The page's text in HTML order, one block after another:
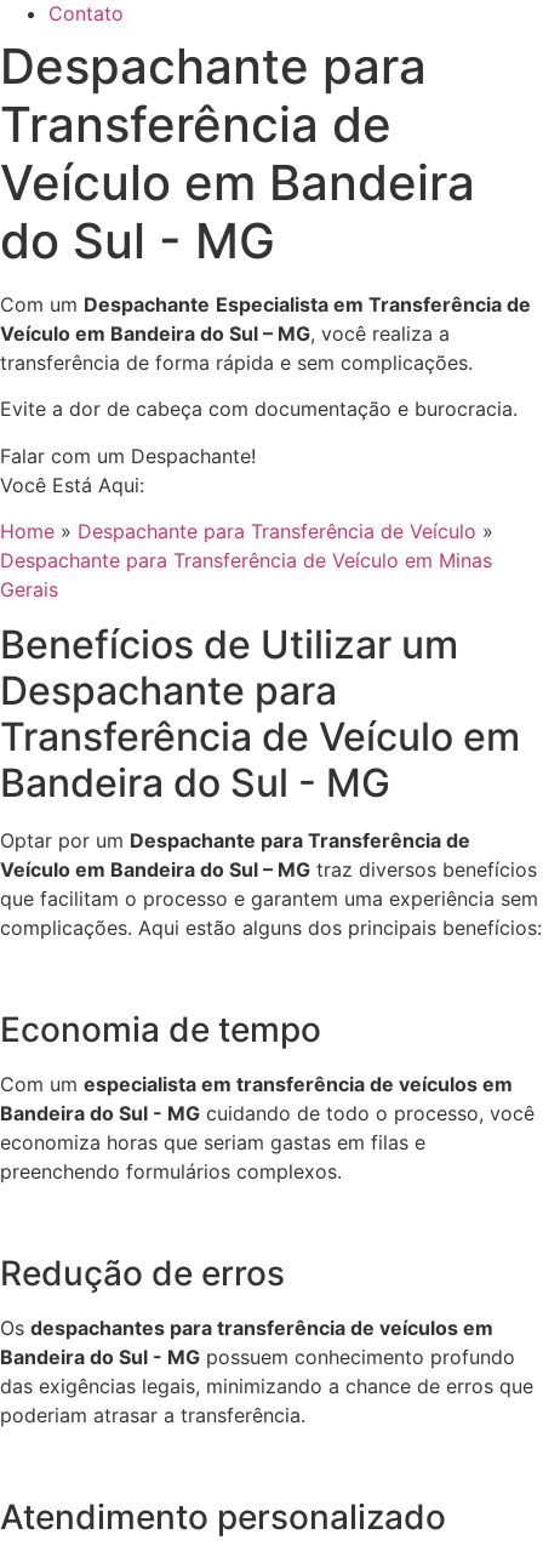
Contato
Despachante para
Transferência de
Veículo em Bandeira
do Sul - MG
Com um Despachante Especialista em Transferência de
Veículo em Bandeira do Sul – MG, você realiza a
transferência de forma rápida e sem complicações.
Evite a dor de cabeça com documentação e burocracia.
Falar com um Despachante!
Você Está Aqui:
Home » Despachante para Transferência de Veículo »
Despachante para Transferência de Veículo em Minas
Gerais
Benefícios de Utilizar um
Despachante para
Transferência de Veículo em
Bandeira do Sul - MG
Optar por um Despachante para Transferência de
Veículo em Bandeira do Sul – MG traz diversos benefícios
que facilitam o processo e garantem uma experiência sem
complicações. Aqui estão alguns dos principais benefícios:
Economia de tempo
Com um especialista em transferência de veículos em
Bandeira do Sul - MG cuidando de todo o processo, você
economiza horas que seriam gastas em filas e
preenchendo formulários complexos.
Redução de erros
Os despachantes para transferência de veículos em
Bandeira do Sul - MG possuem conhecimento profundo
das exigências legais, minimizando a chance de erros que
poderiam atrasar a transferência.
Atendimento personalizado